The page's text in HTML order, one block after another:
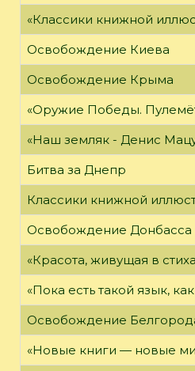
«Классики книжной
Освобождение Киева
Освобождение Крыма
«Оружие Победы.
«Наш земляк - Денис
Битва за Днепр
Классики книжной
Освобождение Донбасса
«Красота, живущая в
«Пока есть такой язык,
Освобождение
«Новые книги — новые